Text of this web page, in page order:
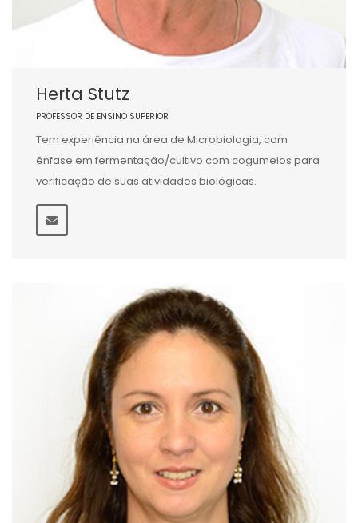
Herta Stutz
PROFESSOR DE ENSINO SUPERIOR
Tem experiência na área de Microbiologia, com
ênfase em fermentação/cultivo com cogumelos para
verificação de suas atividades biológicas.